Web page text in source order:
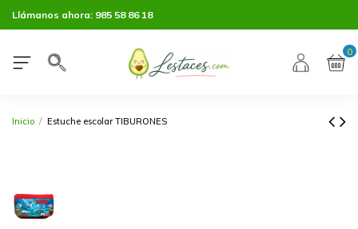
Llámanos ahora: 985 58 86 18
0
Inicio Estuche escolar TIBURONES